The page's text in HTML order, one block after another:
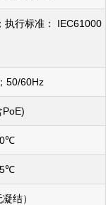
执行标准： IEC61000
50/60Hz
PoE)
℃
℃
凝结）